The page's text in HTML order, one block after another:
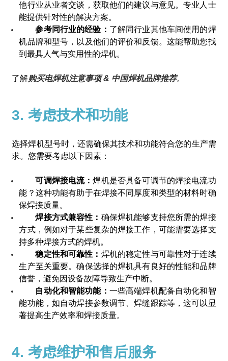
他行业从业者交谈，获取他们的建议与意见。专业人士
能提供针对性的解决方案。
参考同行业的经验： 了解同行业其他车间使用的焊
机品牌和型号，以及他们的评价和反馈。这能帮助您找
到最具人气与实用性的焊机。
了解购买电焊机注意事项 & 中国焊机品牌推荐。
3. 考虑技术和功能
选择焊机型号时，还需确保其技术和功能符合您的生产需
求。您需要考虑以下因素：
可调焊接电流：焊机是否具备可调节的焊接电流功
能？这种功能有助于在焊接不同厚度和类型的材料时确
保焊接质量。
焊接方式兼容性： 确保焊机能够支持您所需的焊接
方式，例如对于某些复杂的焊接工作，可能需要选择支
持多种焊接方式的焊机。
稳定性和可靠性： 焊机的稳定性与可靠性对于连续
生产至关重要。确保选择的焊机具有良好的性能和品牌
信誉，避免因设备故障导致生产中断。
自动化和智能功能： 一些高端焊机配备自动化和智
能功能，如自动焊接参数调节、焊缝跟踪等，这可以显
著提高生产效率和焊接质量。
4. 考虑维护和售后服务